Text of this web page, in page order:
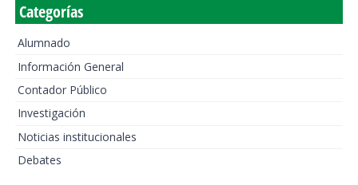
Categorías
Alumnado
Información General
Contador Público
Investigación
Noticias institucionales
Debates